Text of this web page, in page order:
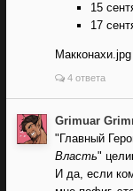
15
17
Макконахи.jpg
4 ответа
Grimuar
"Главный
Власть"
И да, если